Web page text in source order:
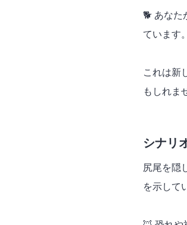
🐕 あなた
ています。
これは新
もしれま
シナリ
尻尾を隠
を示して